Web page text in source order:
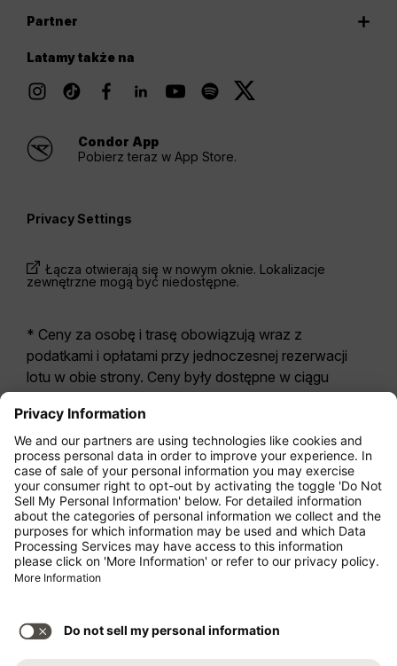
Partner
Latamy także na
Condor App
Pobierz teraz w App Store.
Privacy Settings
Łącza otwierają się w nowym oknie. Lokalizacje
zewnętrzne mogą być niedostępne.
* Ceny za osobę i trasę obowiązują wraz z
podatkami i opłatami przy jednoczesnej rezerwacji
lotu w obie strony. Ceny były dostępne w ciągu
przypadku taryf podanych dla
reguły odnoszą się one do Economy Zero, naszej
najbardziej restrykcyjnej opcji taryfy. Mogą zostać
naliczone dodatkowe opłaty zabagaż
rejestrowanylub za inne opcjonalne usługi.
ObowiązująOgólne Warunki Handlowe i
Przewozowe.